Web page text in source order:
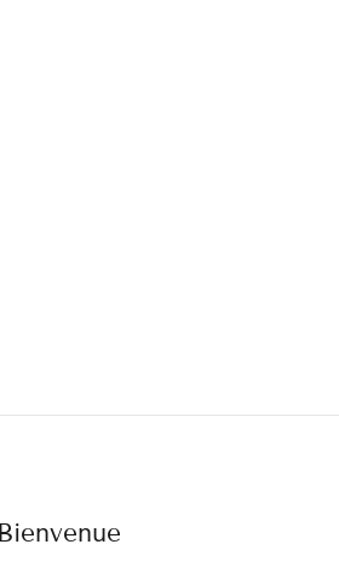
Bienvenue